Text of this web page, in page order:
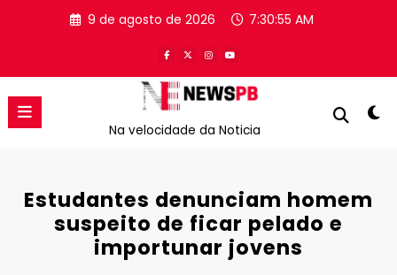
9 de agosto de 2026 7:30:56 AM
Na velocidade da Noticia
Estudantes denunciam homem
suspeito de ficar pelado e
importunar jovens